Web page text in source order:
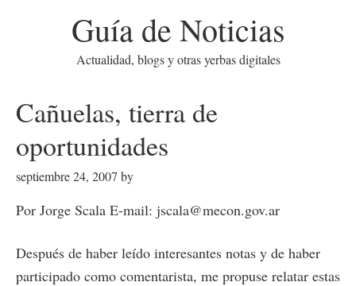
Guía de Noticias
Actualidad, blogs y otras yerbas digitales
Cañuelas, tierra de
oportunidades
septiembre 24, 2007 by
Por Jorge Scala E-mail: jscala@mecon.gov.ar
Después de haber leído interesantes notas y de haber
participado como comentarista, me propuse relatar estas